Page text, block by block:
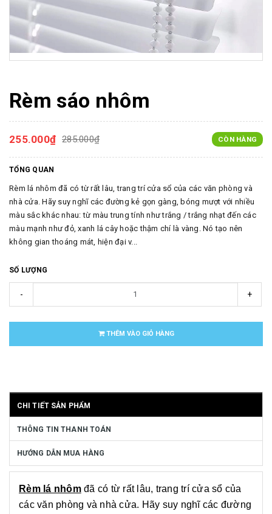
Rèm sáo nhôm
255.000₫ 285.000₫ CÒN HÀNG
TỔNG QUAN
Rèm lá nhôm đã có từ rất lâu, trang trí cửa sổ của các văn phòng và
nhà cửa. Hãy suy nghĩ các đường kẻ gọn gàng, bóng mượt với nhiều
màu sắc khác nhau: từ màu trung tính như trắng / trắng nhạt đến các
màu mạnh như đỏ, xanh lá cây hoặc thậm chí là vàng. Nó tạo nên
không gian thoáng mát, hiện đại v...
SỐ LƯỢNG
- +
THÊM VÀO GIỎ HÀNG
CHI TIẾT SẢN PHẨM
THÔNG TIN THANH TOÁN
HƯỚNG DẪN MUA HÀNG
Rèm lá nhômđã có từ rất lâu, trang trí cửa sổ của
các văn phòng và nhà cửa. Hãy suy nghĩ các đường